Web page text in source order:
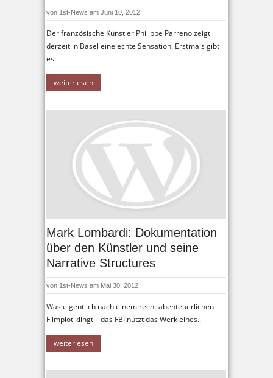
von 1st-News am Juni 10, 2012
Der französische Künstler Philippe Parreno zeigt
derzeit in Basel eine echte Sensation. Erstmals gibt
es..
weiterlesen
Mark Lombardi: Dokumentation
über den Künstler und seine
Narrative Structures
von 1st-News am Mai 30, 2012
Was eigentlich nach einem recht abenteuerlichen
Filmplot klingt – das FBI nutzt das Werk eines..
weiterlesen